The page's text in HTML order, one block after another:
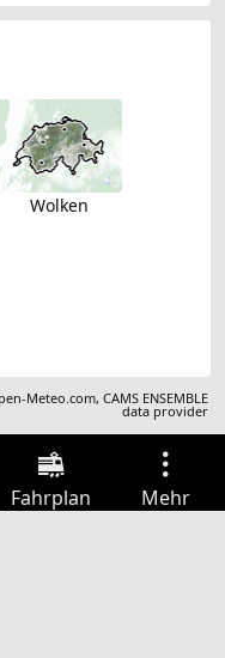
Wolken
Meteo.com,CAMS ENSEMBLE
data provider
Fahrplan Mehr